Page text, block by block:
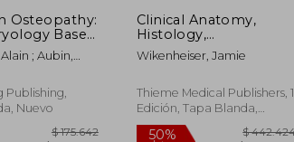
Osteopathy:
Based
Inglés)
; Aubin,
Publishing,
Nuevo
Clinical Anatomy,
Histology,
Embryology, and
Neuroanatomy: An
(en Inglés)
Wikenheiser, Jamie
Thieme Medical Publishers, 1
Edición, Tapa Blanda,
Nuevo